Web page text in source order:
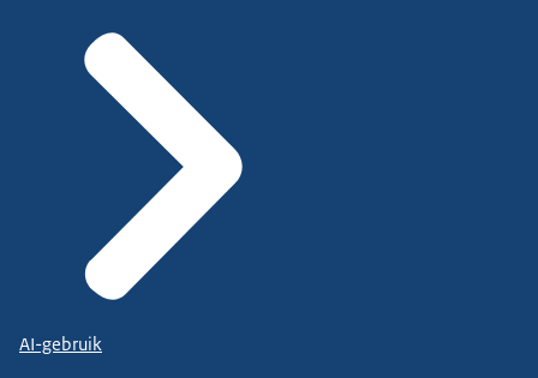
AI-gebruik